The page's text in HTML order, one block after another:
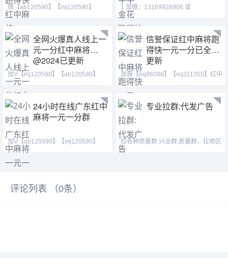
微【ab120590】【mj120590】
【tj525555】一元到五元的
1.加微：13169926906 或
全网火爆真人线上一
元一分红中麻将
@2024已更新
加V【mj120590】【ab120590】
【tj525555】三年靠谱大
信誉保证红中麻将跑
得快一元一分已全面
更新
加薇【nq86086】【nq311355】红中
做鬼百搭，抓马方式为
24小时在线广东红中
麻将一元一分群
加V【ab120590】【mj120590】
【tj525555】我在等一个
专业拉群:代发广告
拉各种质量群;兴业群;质量群，拉地区
群,行业群，纯聊群。
评论列表 （0条）